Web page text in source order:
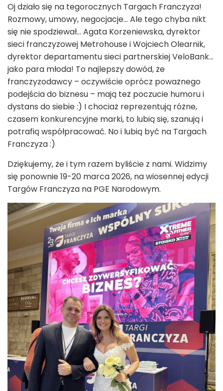
Oj działo się na tegorocznych Targach Franczyza!
Rozmowy, umowy, negocjacje... Ale tego chyba nikt
się nie spodziewał... Agata Korzeniewska, dyrektor
sieci franczyzowej Metrohouse i Wojciech Olearnik,
dyrektor departamentu sieci partnerskiej VeloBank...
jako para młoda! To najlepszy dowód, że
franczyzodawcy – oczywiście oprócz poważnego
podejścia do biznesu – mają też poczucie humoru i
dystans do siebie :) I chociaż reprezentują różne,
czasem konkurencyjne marki, to lubią się, szanują i
potrafią współpracować. No i lubią być na Targach
Franczyza :)
Dziękujemy, że i tym razem byliście z nami. Widzimy
się ponownie 19-20 marca 2026, na wiosennej edycji
Targów Franczyza na PGE Narodowym.